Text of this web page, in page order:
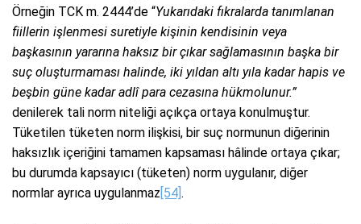
Örneğin TCK m. 2444’de “Yukarıdaki fıkralarda tanımlanan
fiillerin işlenmesi suretiyle kişinin kendisinin veya
başkasının yararına haksız bir çıkar sağlamasının başka bir
suç oluşturmaması halinde, iki yıldan altı yıla kadar hapis ve
beşbin güne kadar adlî para cezasına hükmolunur.”
denilerek tali norm niteliği açıkça ortaya konulmuştur.
Tüketilen tüketen norm ilişkisi, bir suç normunun diğerinin
haksızlık içeriğini tamamen kapsaması hâlinde ortaya çıkar;
bu durumda kapsayıcı (tüketen) norm uygulanır, diğer
normlar ayrıca uygulanmaz[54] .